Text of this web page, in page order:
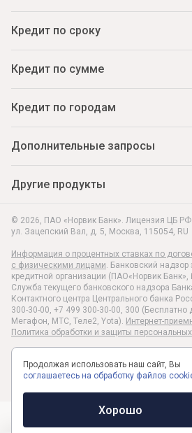
© 2026, ПАО «Норвик Банк». Лицензия ЦБ
ул. Зацепский Вал, д. 5, Москва, 115054, RU
Информация о процентных ставках по
с физическими лицами. Банковский надзор
кредитной организации (ПАО«Норвик
Служба текущего банковского надзора
Контактного центра Центрального банка
300-30-00, +7 499 300-30-00, 300 (Бесплатно
Мегафон, МТС, Теле2, Yota). Интернет-
Политика обработки и защиты
Раскрытие информации в соответствии c
№6496-У
Кредит по сроку
Кредит по сумме
Кредит по городам
Дополнительные запросы
Другие продукты
Продолжая использовать наш сайт, Вы
соглашаетесь на обработку файлов
Хорошо